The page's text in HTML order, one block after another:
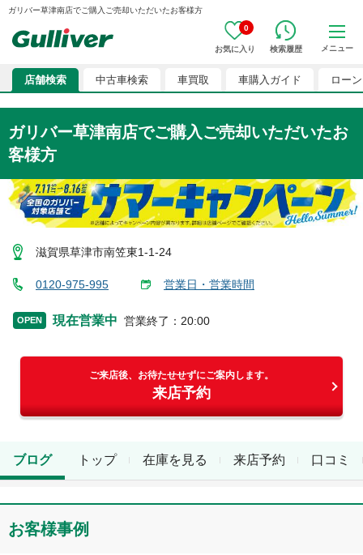
ガリバー草津南店でご購入ご売却いただいたお客様方
0
お気に入り 検索履歴 メニュー
店舗検索 中古車検索 車買取 車購入ガイド ローン
ガリバー草津南店でご購入ご売却いただいたお
客様方
滋賀県草津市南笠東1-1-24
0120-975-995 営業日・営業時間
OPEN 現在営業中 営業終了 ： 20:00
ご来店後、お待たせせずにご案内します。
来店予約
トップ 在庫を見る 来店予約 口コミ
ブログ
お客様事例